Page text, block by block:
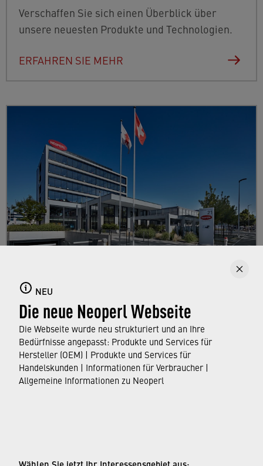
NEU
Die neue Neoperl Webseite
Die Webseite wurde neu strukturiert und an Ihre
Bedürfnisse angepasst: Produkte und Services für
Hersteller (OEM) | Produkte und Services für
Handelskunden | Informationen für Verbraucher |
Allgemeine Informationen zu Neoperl
Verschaffen Sie sich einen Überblick über
unsere neuesten Produkte und Technologien.
ERFAHREN SIE MEHR
Hier finden Sie alles Wissenswerte zu Neoperl
– wichtige Kennzahlen, spannende Fakten
sowie interessante Informationen zu unserem
Unternehmen.
ERFAHREN SIE MEHR
Impressum